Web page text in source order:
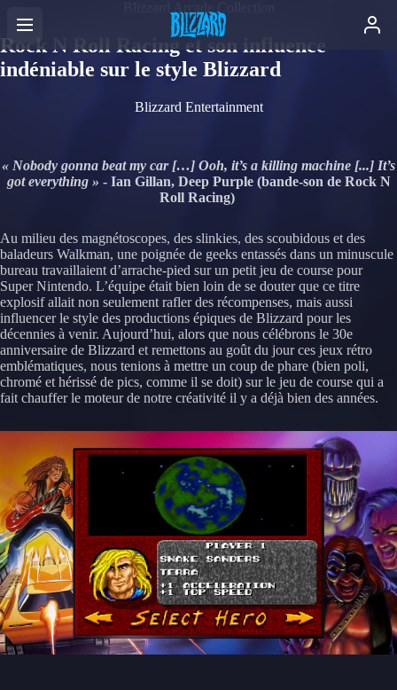
Rock N Roll Racing et son influence
indéniable sur le style Blizzard
Blizzard Entertainment
« Nobody gonna beat my car […] Ooh, it’s a killing machine [...] It’s
got everything » - Ian Gillan, Deep Purple (bande-son de Rock N
Roll Racing)
Au milieu des magnétoscopes, des slinkies, des scoubidous et des
baladeurs Walkman, une poignée de geeks entassés dans un minuscule
bureau travaillaient d’arrache-pied sur un petit jeu de course pour
Super Nintendo. L’équipe était bien loin de se douter que ce titre
explosif allait non seulement rafler des récompenses, mais aussi
influencer le style des productions épiques de Blizzard pour les
décennies à venir. Aujourd’hui, alors que nous célébrons le 30e
anniversaire de Blizzard et remettons au goût du jour ces jeux rétro
emblématiques, nous tenions à mettre un coup de phare (bien poli,
chromé et hérissé de pics, comme il se doit) sur le jeu de course qui a
fait chauffer le moteur de notre créativité il y a déjà bien des années.